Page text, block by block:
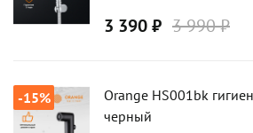
3 390 ₽ 3 990 ₽
-15%
Orange HS001bk
черный